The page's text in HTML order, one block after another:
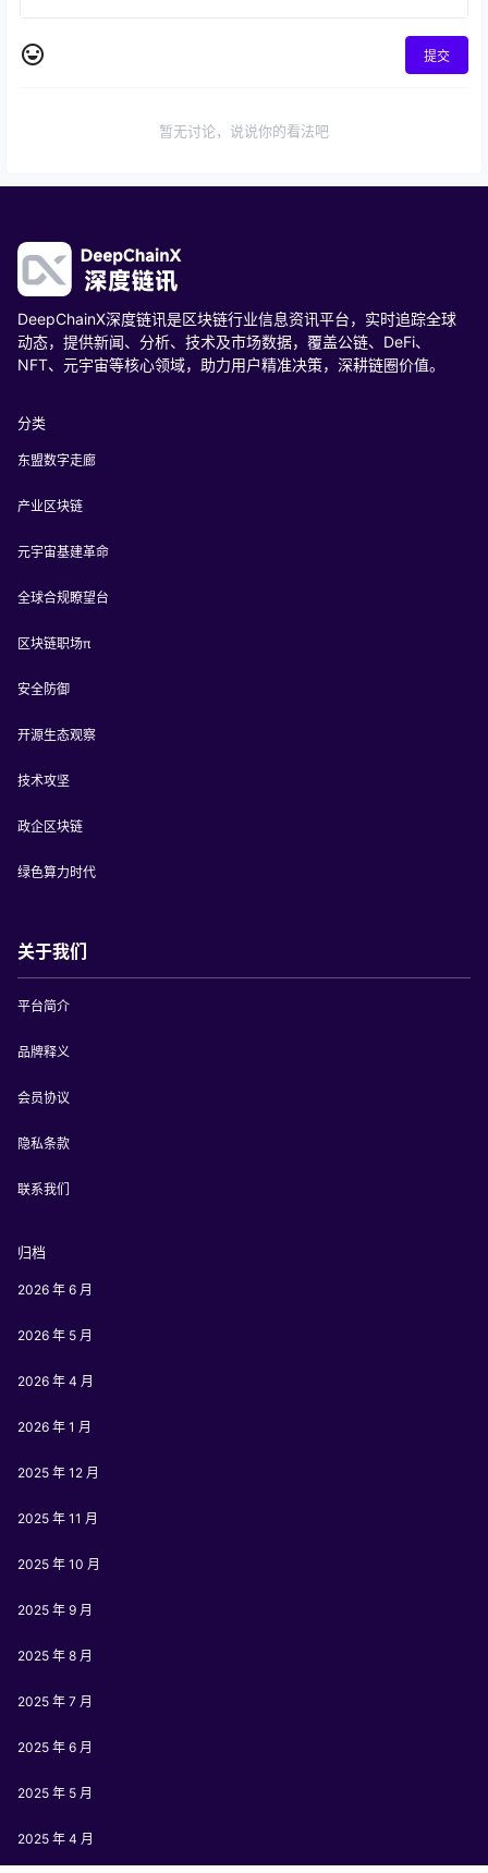
提交
暂无讨论，说说你的看法吧
DeepChainX深度链讯是区块链行业信息资讯平台，实时追踪全球
动态，提供新闻、分析、技术及市场数据，覆盖公链、DeFi、
NFT、元宇宙等核心领域，助力用户精准决策，深耕链圈价值。
分类
东盟数字走廊
产业区块链
元宇宙基建革命
全球合规瞭望台
区块链职场π
安全防御
开源生态观察
技术攻坚
政企区块链
绿色算力时代
关于我们
平台简介
品牌释义
会员协议
隐私条款
联系我们
归档
2026 年 6 月
2026 年 5 月
2026 年 4 月
2026 年 1 月
2025 年 12 月
2025 年 11 月
2025 年 10 月
2025 年 9 月
2025 年 8 月
2025 年 7 月
2025 年 6 月
2025 年 5 月
2025 年 4 月